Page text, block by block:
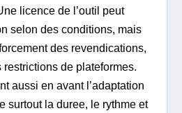
licence de l’outil peut
selon des conditions, mais
des revendications,
de plateformes.
aussi en avant l’adaptation
surtout la duree, le rythme et